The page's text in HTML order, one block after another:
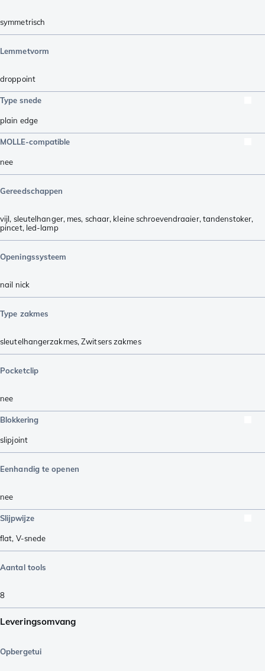
symmetrisch
Lemmetvorm
droppoint
Type snede
plain edge
MOLLE-compatible
nee
Gereedschappen
vijl, sleutelhanger, mes, schaar, kleine schroevendraaier, tandenstoker,
pincet, led-lamp
Openingssysteem
nail nick
Type zakmes
sleutelhangerzakmes,Zwitsers zakmes
Pocketclip
nee
Blokkering
slipjoint
Eenhandig te openen
nee
Slijpwijze
flat, V-snede
Aantal tools
8
Leveringsomvang
Opbergetui